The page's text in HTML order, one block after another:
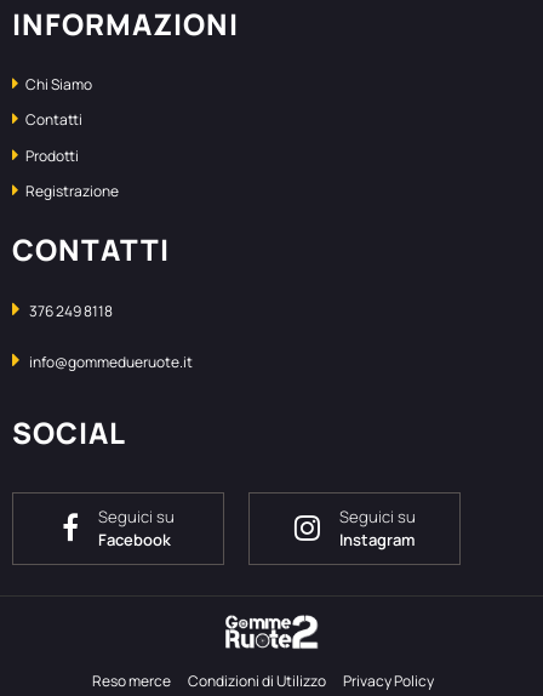
INFORMAZIONI
Chi Siamo
Contatti
Prodotti
Registrazione
CONTATTI
376 249 8118
info@gommedueruote.it
SOCIAL
Seguici su
Facebook
Seguici su
Instagram
Reso merce Condizioni di Utilizzo Privacy Policy